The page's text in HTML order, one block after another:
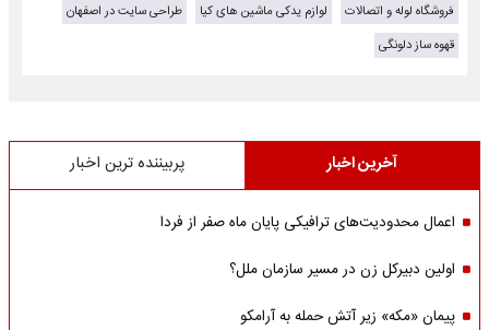
فروشگاه لوله و اتصالات
لوازم یدکی ماشین های کیا
طراحی سایت در اصفهان
قهوه ساز دلونگی
آخرین اخبار پربیننده ترین اخبار
اعمال محدودیت‌های ترافیکی پایان ماه صفر از فردا
اولین دبیرکل زن در مسیر سازمان‌ ملل؟
پیمان «مکه» زیر آتش حمله به آرامکو